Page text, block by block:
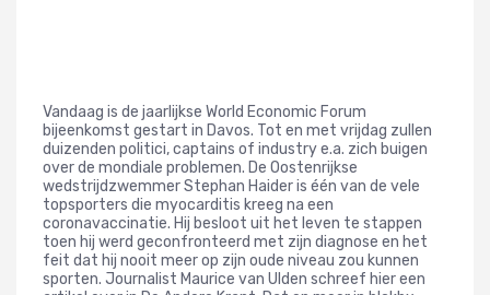
Vandaag is de jaarlijkse World Economic Forum
bijeenkomst gestart in Davos. Tot en met vrijdag zullen
duizenden politici, captains of industry e.a. zich buigen
over de mondiale problemen. De Oostenrijkse
wedstrijdzwemmer Stephan Haider is één van de vele
topsporters die myocarditis kreeg na een
coronavaccinatie. Hij besloot uit het leven te stappen
toen hij werd geconfronteerd met zijn diagnose en het
feit dat hij nooit meer op zijn oude niveau zou kunnen
sporten. Journalist Maurice van Ulden schreef hier een